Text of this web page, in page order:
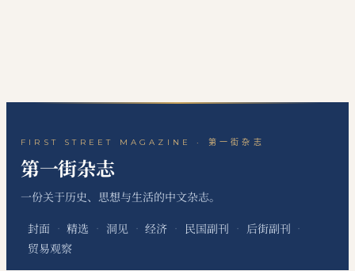
FIRST STREET MAGAZINE · 第一街杂志
第一街杂志
一份关于历史、思想与生活的中文杂志。
封面 · 精选 · 洞见 · 经济 · 民国副刊 · 后街副刊 ·
贸易观察